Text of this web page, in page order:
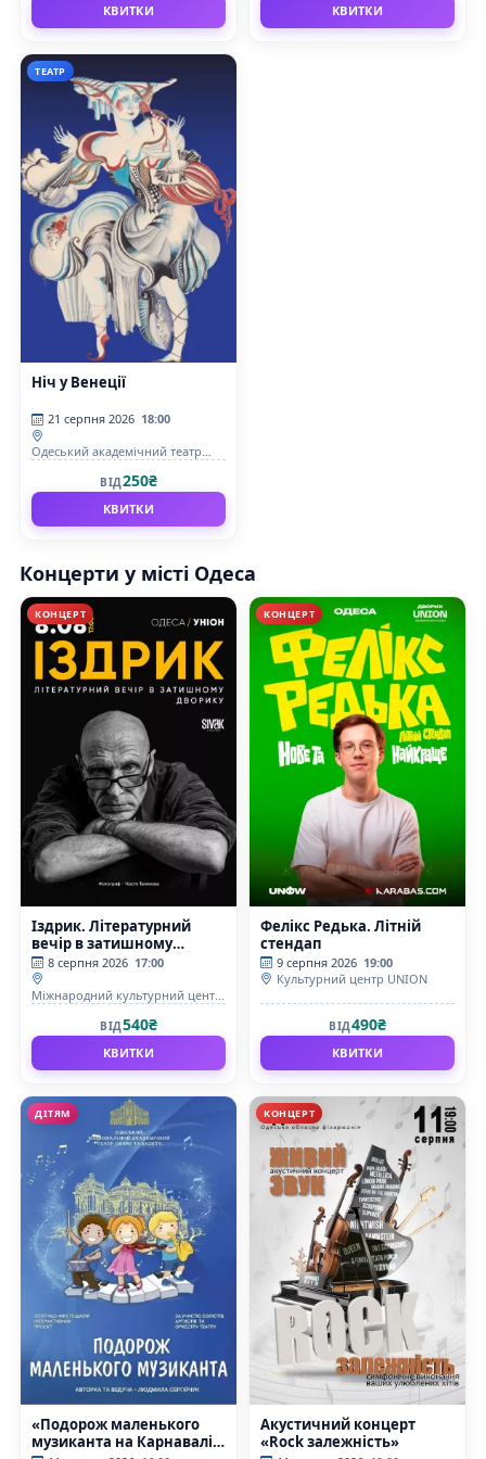
КВИТКИ КВИТКИ
ТЕАТР
Ніч у Венеції
21 серпня 2026 18:00
Одеський академічний театр
ВІД250₴
КВИТКИ
Концерти у місті Одеса
КОНЦЕРТ
Іздрик. Літературний
вечір в затишному
дворику
8 серпня 2026 17:00
Міжнародний культурний центр
ВІД540₴
КВИТКИ
КОНЦЕРТ
Фелікс Редька. Літній
стендап
9 серпня 2026 19:00
Культурний центр UNION
ВІД490₴
КВИТКИ
ДІТЯМ
«Подорож маленького
музиканта на Карнавалі
КОНЦЕРТ
Акустичний концерт
«Rock залежність»